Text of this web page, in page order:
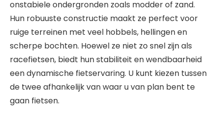
onstabiele ondergronden zoals modder of zand.
Hun robuuste constructie maakt ze perfect voor
ruige terreinen met veel hobbels, hellingen en
scherpe bochten. Hoewel ze niet zo snel zijn als
racefietsen, biedt hun stabiliteit en wendbaarheid
een dynamische fietservaring. U kunt kiezen tussen
de twee afhankelijk van waar u van plan bent te
gaan fietsen.